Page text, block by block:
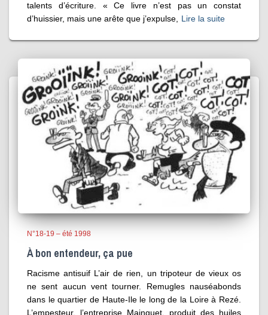
talents d’écriture. « Ce livre n’est pas un constat
d’huissier, mais une arête que j’expulse,
Lire la suite
N°18-19 – été 1998
À bon entendeur, ça pue
Racisme antisuif L’air de rien, un tripoteur de vieux os
ne sent aucun vent tourner. Remugles nauséabonds
dans le quartier de Haute-Ile le long de la Loire à Rezé.
L’empesteur, l’entreprise Mainguet, produit des huiles